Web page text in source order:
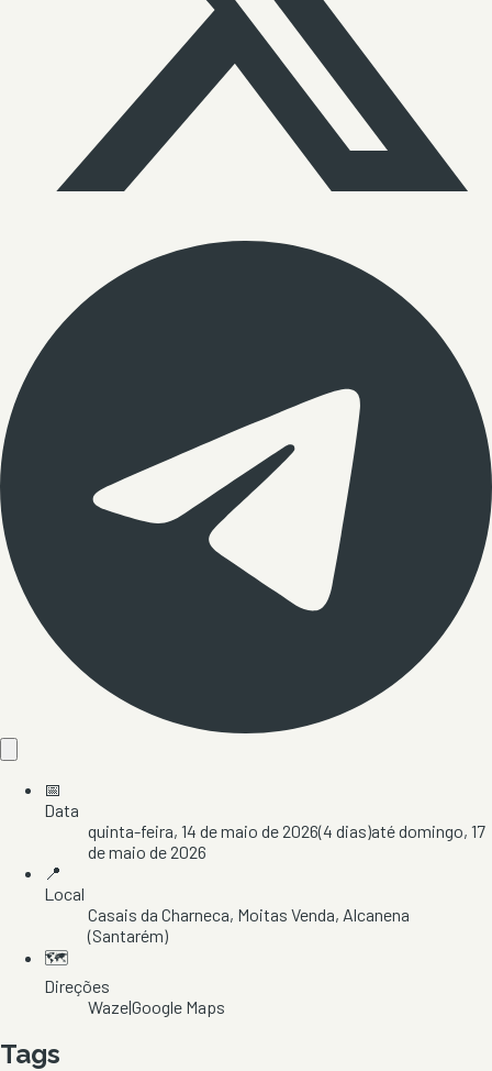
📅
Data
quinta-feira, 14 de maio de 2026(4 dias)atédomingo, 17
de maio de 2026
📍
Local
Casais da Charneca, Moitas Venda, Alcanena
(Santarém)
🗺️
Direções
Waze|Google Maps
Tags